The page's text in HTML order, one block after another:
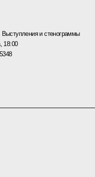
Выступления и стенограммы
18:00